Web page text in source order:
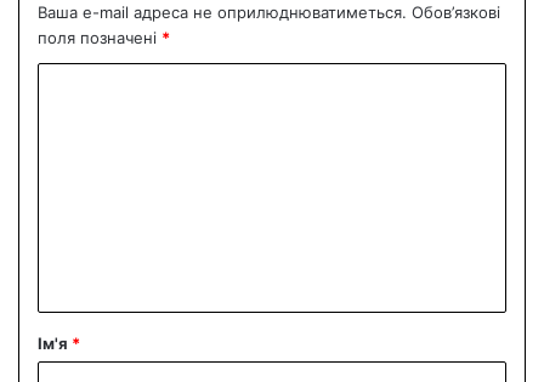
Ваша e-mail адреса не оприлюднюватиметься. Обов’язкові
поля позначені *
р
Ім'я *